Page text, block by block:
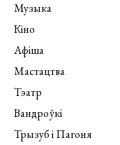
Музыка
Кіно
Афіша
Мастацтва
Тэатр
Вандроўкі
Трызуб і Пагоня